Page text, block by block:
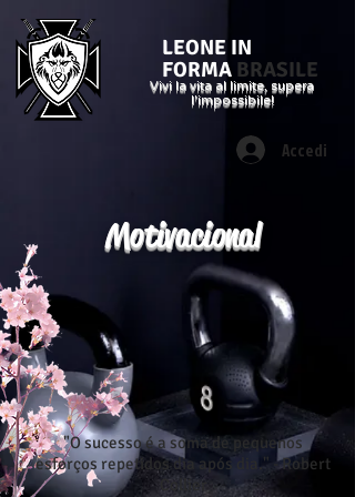
LEONE IN
FORMA BRASILE
Vivi la vita al limite, supera
l'impossibile!
Accedi
Motivacional
"O sucesso é a soma de pequenos
esforços repetidos dia após dia." - Robert
Collier